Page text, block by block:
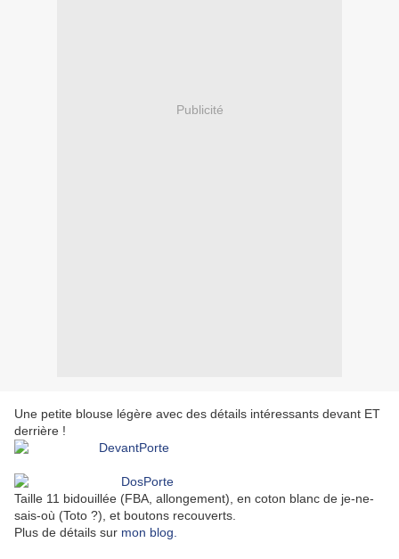
Publicité
Une petite blouse légère avec des détails intéressants devant ET
derrière !
Taille 11 bidouillée (FBA, allongement), en coton blanc de je-ne-
sais-où (Toto ?), et boutons recouverts.
Plus de détails sur mon blog.